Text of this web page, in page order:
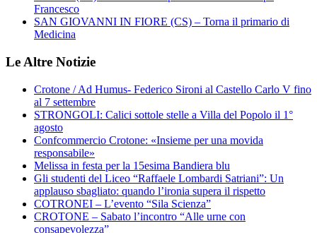
Francesco
SAN GIOVANNI IN FIORE (CS) – Torna il primario di
Medicina
Le Altre Notizie
Crotone / Ad Humus- Federico Sironi al Castello Carlo V fino
al 7 settembre
STRONGOLI: Calici sottole stelle a Villa del Popolo il 1°
agosto
Confcommercio Crotone: «Insieme per una movida
responsabile»
Melissa in festa per la 15esima Bandiera blu
Gli studenti del Liceo “Raffaele Lombardi Satriani”: Un
applauso sbagliato: quando l’ironia supera il rispetto
COTRONEI – L’evento “Sila Scienza”
CROTONE – Sabato l’incontro “Alle urne con
consapevolezza”